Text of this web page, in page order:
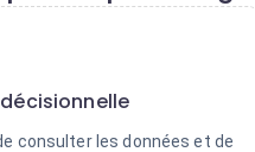
consulter les données et de